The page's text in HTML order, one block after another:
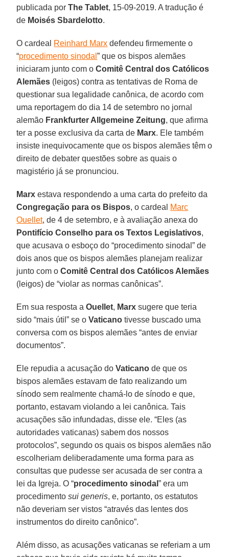
publicada porThe Tablet, 15-09-2019. A tradução é
de Moisés Sbardelotto.
O cardeal Reinhard Marx defendeu firmemente o
“procedimento sinodal” que os bispos alemães
iniciaram junto com oComitê Central dos Católicos
Alemães (leigos) contra as tentativas de Roma de
questionar sua legalidade canônica, de acordo com
uma reportagem do dia 14 de setembro no jornal
alemão Frankfurter Allgemeine Zeitung, que afirma
ter a posse exclusiva da carta de Marx. Ele também
insiste inequivocamente que os bispos alemães têm o
direito de debater questões sobre as quais o
magistério já se pronunciou.
Marx estava respondendo a uma carta do prefeito da
Congregação para os Bispos, o cardeal Marc
Ouellet, de 4 de setembro, e à avaliação anexa do
Pontifício Conselho para os Textos Legislativos,
que acusava o esboço do “procedimento sinodal” de
dois anos que os bispos alemães planejam realizar
junto com oComitê Central dos Católicos Alemães
(leigos) de “violar as normas canônicas”.
Em sua resposta aOuellet, Marx sugere que teria
sido “mais útil” se oVaticano tivesse buscado uma
conversa com os bispos alemães “antes de enviar
documentos”.
Ele repudia a acusação doVaticano de que os
bispos alemães estavam de fato realizando um
sínodo sem realmente chamá-lo de sínodo e que,
portanto, estavam violando a lei canônica. Tais
acusações são infundadas, disse ele. “Eles (as
autoridades vaticanas) sabem dos nossos
protocolos”, segundo os quais os bispos alemães não
escolheriam deliberadamente uma forma para as
consultas que pudesse ser acusada de ser contra a
lei da Igreja. O “procedimento sinodal” era um
procedimentosui generis, e, portanto, os estatutos
não deveriam ser vistos “através das lentes dos
instrumentos do direito canônico”.
Além disso, as acusações vaticanas se referiam a um